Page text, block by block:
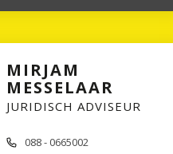
MIRJAM
MESSELAAR
JURIDISCH ADVISEUR
088 - 0665002